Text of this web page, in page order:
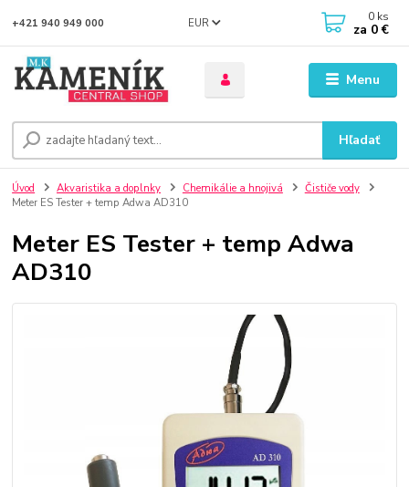
Menu
EUR
Hľadať
+421 940 949 000 0 ks
za 0 €
Úvod Akvaristika a doplnky Chemikálie a hnojivá
Čističe vody
Meter ES Tester + temp Adwa AD310
Meter ES Tester + temp Adwa
AD310